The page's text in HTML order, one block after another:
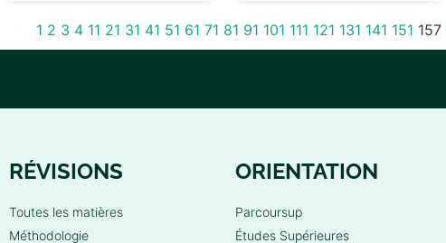
1 2 3 4 11 21 31 41 51 61 71 81 91 101 111 121 131 141 151 157
RÉVISIONS
Toutes les matières
Méthodologie
ORIENTATION
Parcoursup
Études Supérieures